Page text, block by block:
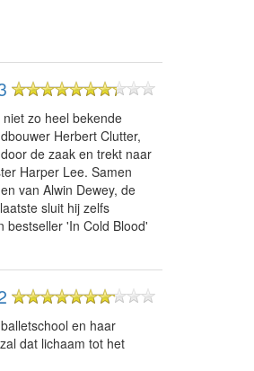
zo heel bekende
Herbert Clutter,
de zaak en trekt naar
Harper Lee. Samen
van Alwin Dewey, de
sluit hij zelfs
bestseller 'In Cold Blood'
en haar
dat lichaam tot het